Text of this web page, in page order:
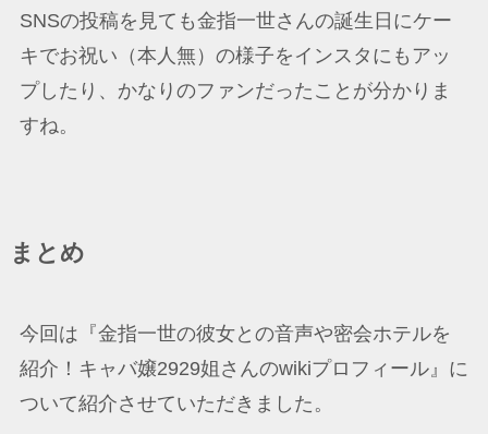
SNSの投稿を見ても金指一世さんの誕生日にケー
キでお祝い（本人無）の様子をインスタにもアッ
プしたり、かなりのファンだったことが分かりま
すね。
まとめ
今回は『金指一世の彼女との音声や密会ホテルを
紹介！キャバ嬢2929姐さんのwikiプロフィール』に
ついて紹介させていただきました。